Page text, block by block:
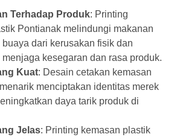
Terhadap Produk: Printing
Pontianak melindungi makanan
dari kerusakan fisik dan
menjaga kesegaran dan rasa produk.
Kuat: Desain cetakan kemasan
menciptakan identitas merek
daya tarik produk di
Jelas: Printing kemasan plastik